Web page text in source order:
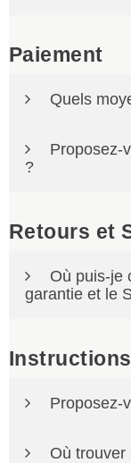
Paiement
Quels
et PayPal.
Proposez-
?
Retours et
Où puis-je
garantie et le
Proposez-
de pose.Où trouver